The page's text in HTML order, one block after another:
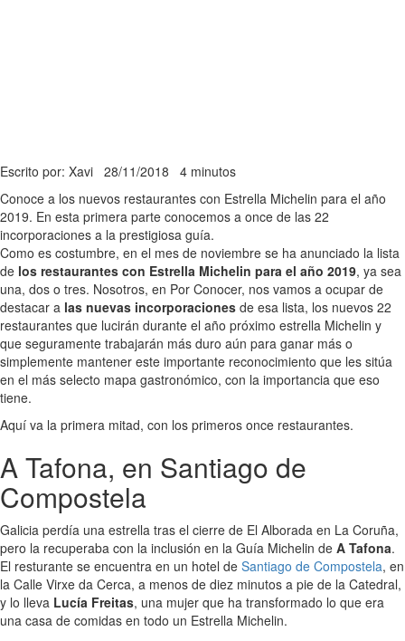
Escrito por: Xavi 28/11/2018 4 minutos
Conoce a los nuevos restaurantes con Estrella Michelin para el año
2019. En esta primera parte conocemos a once de las 22
incorporaciones a la prestigiosa guía.
Como es costumbre, en el mes de noviembre se ha anunciado la lista
de los restaurantes con Estrella Michelin para el año 2019, ya sea
una, dos o tres. Nosotros, en Por Conocer, nos vamos a ocupar de
destacar a las nuevas incorporaciones de esa lista, los nuevos 22
restaurantes que lucirán durante el año próximo estrella Michelin y
que seguramente trabajarán más duro aún para ganar más o
simplemente mantener este importante reconocimiento que les sitúa
en el más selecto mapa gastronómico, con la importancia que eso
tiene.
Aquí va la primera mitad, con los primeros once restaurantes.
A Tafona, en Santiago de
Compostela
Galicia perdía una estrella tras el cierre de El Alborada en La Coruña,
pero la recuperaba con la inclusión en la Guía Michelin de A Tafona.
El resturante se encuentra en un hotel de Santiago de Compostela, en
la Calle Virxe da Cerca, a menos de diez minutos a pie de la Catedral,
y lo lleva Lucía Freitas, una mujer que ha transformado lo que era
una casa de comidas en todo un Estrella Michelin.